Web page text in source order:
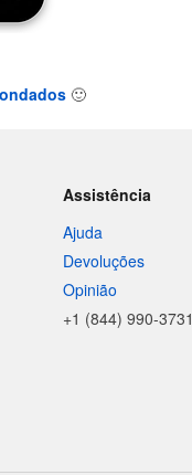
🙂
Assistência
Ajuda
Devoluções
Opinião
+1 (844) 990-3731